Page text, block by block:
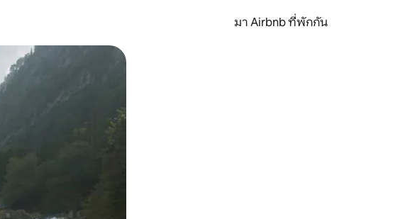
มา Airbnb ที่พักกัน